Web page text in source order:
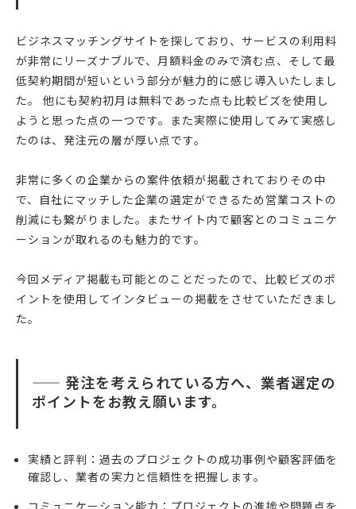
ビジネスマッチングサイトを探しており、サービスの利用料
が非常にリーズナブルで、月額料金のみで済む点、そして最
低契約期間が短いという部分が魅力的に感じ導入いたしまし
た。 他にも契約初月は無料であった点も比較ビズを使用し
ようと思った点の一つです。また実際に使用してみて実感し
たのは、発注元の層が厚い点です。
非常に多くの企業からの案件依頼が掲載されておりその中
で、自社にマッチした企業の選定ができるため営業コストの
削減にも繋がりました。またサイト内で顧客とのコミュニケ
ーションが取れるのも魅力的です。
今回メディア掲載も可能とのことだったので、比較ビズのポ
イントを使用してインタビューの掲載をさせていただきまし
た。
—— 発注を考えられている方へ、業者選定の
ポイントをお教え願います。
実績と評判：過去のプロジェクトの成功事例や顧客評価を
確認し、業者の実力と信頼性を把握します。
コミュニケーション能力：プロジェクトの進捗や問題点を